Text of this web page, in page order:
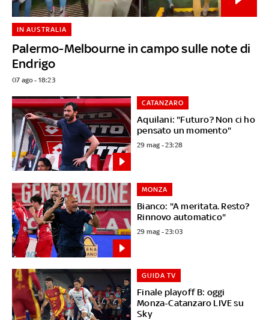
Palermo-Melbourne in campo sulle note di
Endrigo
IN AUSTRALIA
07 ago - 18:23
Aquilani: "Futuro? Non ci ho
pensato un momento"
CATANZARO
29 mag - 23:28
Bianco: "A meritata. Resto?
Rinnovo automatico"
MONZA
29 mag - 23:03
Finale playoff B: oggi
Monza-Catanzaro LIVE su
Sky
GUIDA TV